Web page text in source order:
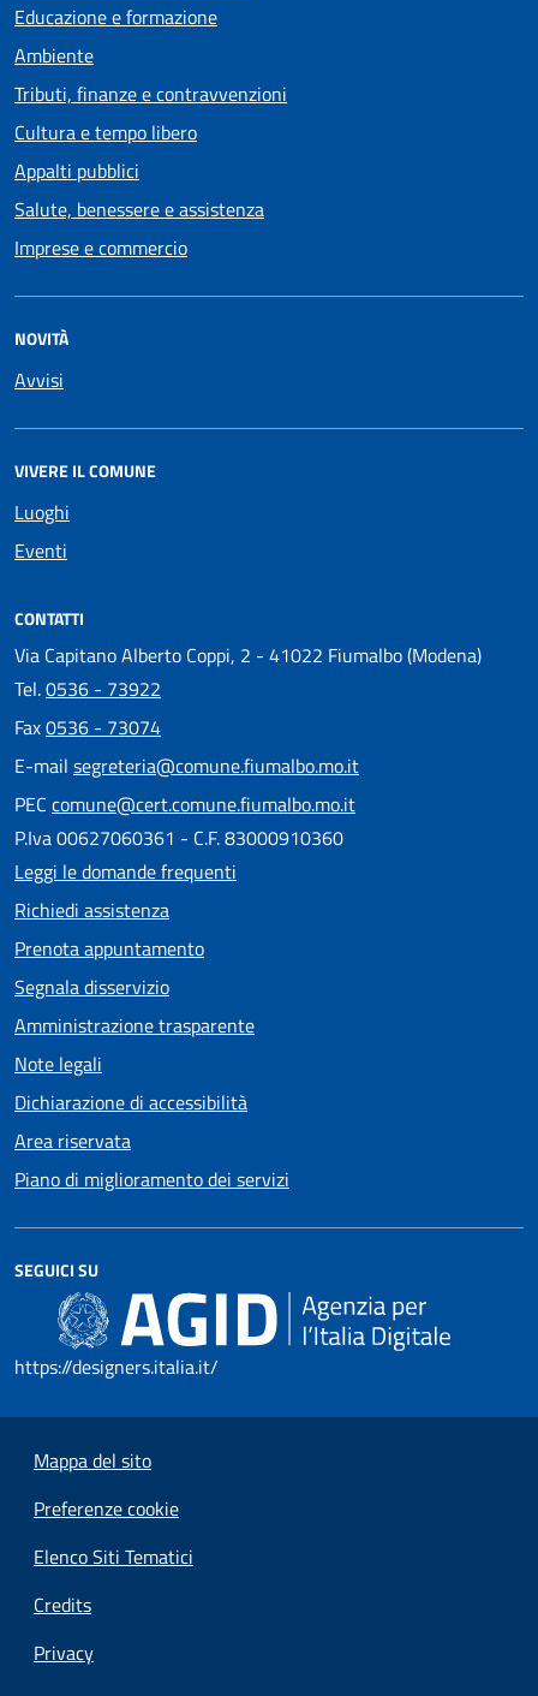
Educazione e formazione
Ambiente
Tributi, finanze e contravvenzioni
Cultura e tempo libero
Appalti pubblici
Salute, benessere e assistenza
Imprese e commercio
NOVITÀ
Avvisi
VIVERE IL COMUNE
Luoghi
Eventi
CONTATTI
Via Capitano Alberto Coppi, 2 - 41022 Fiumalbo (Modena)
Tel.0536 - 73922
Fax0536 - 73074
E-mail segreteria@comune.fiumalbo.mo.it
PEC comune@cert.comune.fiumalbo.mo.it
P.Iva 00627060361 - C.F. 83000910360
Leggi le domande frequenti
Richiedi assistenza
Prenota appuntamento
Segnala disservizio
Amministrazione trasparente
Note legali
Dichiarazione di accessibilità
Area riservata
Piano di miglioramento dei servizi
SEGUICI SU
https://designers.italia.it/
Mappa del sito
Preferenze cookie
Elenco Siti Tematici
Credits
Privacy